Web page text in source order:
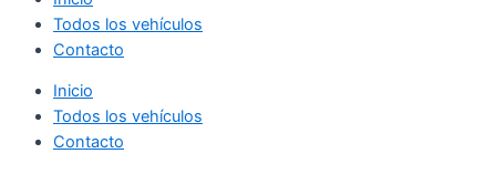
Todos los vehículos
Contacto
Inicio
Todos los vehículos
Contacto